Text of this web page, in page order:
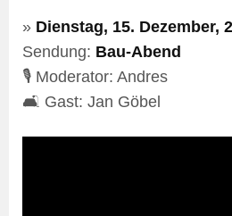
» Dienstag, 15. Dezember,
Sendung: Bau-Abend
🎙️ Moderator: Andres
🛋️ Gast: Jan Göbel